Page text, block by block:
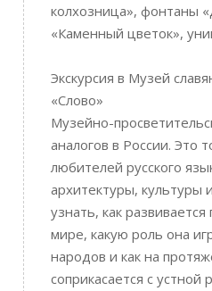
колхозница», фонтаны
«Каменный цветок»,
Экскурсия в Музей
«Слово»
Музейно-
аналогов в России. Это
любителей русского
архитектуры, культуры
узнать, как
мире, какую роль она
народов и как на
соприкасается с устной